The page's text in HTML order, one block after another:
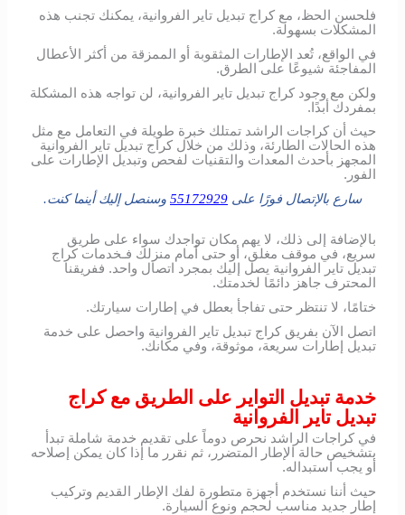
فلحسن الحظ، مع كراج تبديل تاير الفروانية، يمكنك تجنب هذه
المشكلات بسهولة.
في الواقع، تُعد الإطارات المثقوبة أو الممزقة من أكثر الأعطال
المفاجئة شيوعًا على الطرق.
ولكن مع وجود كراج تبديل تاير الفروانية، لن تواجه هذه المشكلة
بمفردك أبدًا.
حيث أن كراجات الراشد تمتلك خبرة طويلة في التعامل مع مثل
هذه الحالات الطارئة، وذلك من خلال كراج تبديل تاير الفروانية
المجهز بأحدث المعدات والتقنيات لفحص وتبديل الإطارات على
الفور.
سارع بالإتصال فورًا على 55172929 وسنصل إليك أينما كنت.
بالإضافة إلى ذلك، لا يهم مكان تواجدك سواء على طريق
سريع، في موقف مغلق، أو حتى أمام منزلك فـخدمات كراج
تبديل تاير الفروانية يصل إليك بمجرد اتصال واحد. ففريقنا
المحترف جاهز دائمًا لخدمتك.
ختامًا، لا تنتظر حتى تفاجأ بعطل في إطارات سيارتك.
اتصل الآن بفريق كراج تبديل تاير الفروانية واحصل على خدمة
تبديل إطارات سريعة، موثوقة، وفي مكانك.
خدمة تبديل التواير على الطريق مع كراج
تبديل تاير الفروانية
في كراجات الراشد نحرص دوماً على تقديم خدمة شاملة تبدأ
بتشخيص حالة الإطار المتضرر، ثم نقرر ما إذا كان يمكن إصلاحه
أو يجب استبداله.
حيث أننا نستخدم أجهزة متطورة لفك الإطار القديم وتركيب
إطار جديد مناسب لحجم ونوع السيارة.